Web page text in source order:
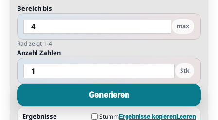
Bereich bis
max
Rad zeigt 1-4
Anzahl Zahlen
Stk
Generieren
Ergebnisse StummErgebnisse kopierenLeeren